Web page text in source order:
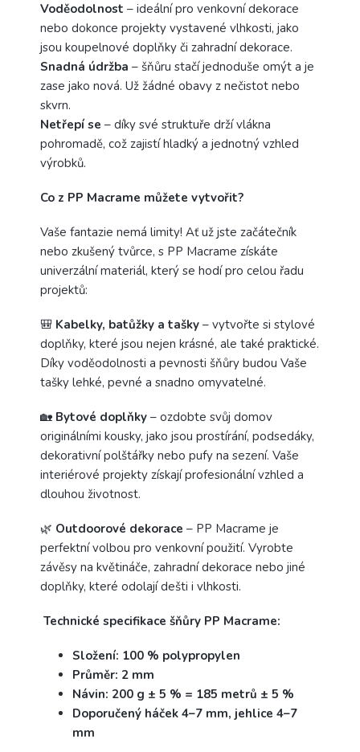
Voděodolnost – ideální pro venkovní dekorace
nebo dokonce projekty vystavené vlhkosti, jako
jsou koupelnové doplňky či zahradní dekorace.
Snadná údržba – šňůru stačí jednoduše omýt a je
zase jako nová. Už žádné obavy z nečistot nebo
skvrn.
Netřepí se – díky své struktuře drží vlákna
pohromadě, což zajistí hladký a jednotný vzhled
výrobků.
Co z PP Macrame můžete vytvořit?
Vaše fantazie nemá limity! Ať už jste začátečník
nebo zkušený tvůrce, s PP Macrame získáte
univerzální materiál, který se hodí pro celou řadu
projektů:
🎒 Kabelky, batůžky a tašky – vytvořte si stylové
doplňky, které jsou nejen krásné, ale také praktické.
Díky voděodolnosti a pevnosti šňůry budou Vaše
tašky lehké, pevné a snadno omyvatelné.
🏡 Bytové doplňky – ozdobte svůj domov
originálními kousky, jako jsou prostírání, podsedáky,
dekorativní polštářky nebo pufy na sezení. Vaše
interiérové projekty získají profesionální vzhled a
dlouhou životnost.
🌿 Outdoorové dekorace – PP Macrame je
perfektní volbou pro venkovní použití. Vyrobte
závěsy na květináče, zahradní dekorace nebo jiné
doplňky, které odolají dešti i vlhkosti.
Technické specifikace šňůry PP Macrame:
Složení: 100 % polypropylen
Průměr: 2 mm
Návin: 200 g ± 5 % = 185 metrů ± 5 %
Doporučený háček 4–7 mm, jehlice 4–7
mm